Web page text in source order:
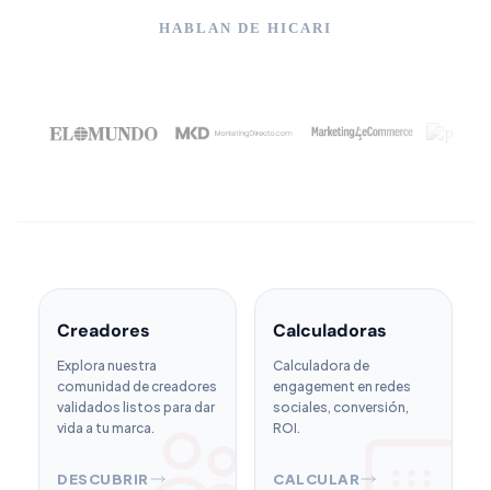
HABLAN DE HICARI
Creadores
Explora nuestra
comunidad de creadores
validados listos para dar
vida a tu marca.
DESCUBRIR
Calculadoras
Calculadora de
engagement en redes
sociales, conversión,
ROI.
CALCULAR